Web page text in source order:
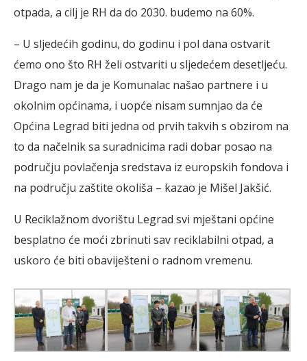
otpada, a cilj je RH da do 2030. budemo na 60%.
– U sljedećih godinu, do godinu i pol dana ostvarit
ćemo ono što RH želi ostvariti u sljedećem desetljeću.
Drago nam je da je Komunalac našao partnere i u
okolnim općinama, i uopće nisam sumnjao da će
Općina Legrad biti jedna od prvih takvih s obzirom na
to da načelnik sa suradnicima radi dobar posao na
području povlačenja sredstava iz europskih fondova i
na području zaštite okoliša – kazao je Mišel Jakšić.
U Reciklažnom dvorištu Legrad svi mještani općine
besplatno će moći zbrinuti sav reciklabilni otpad, a
uskoro će biti obaviješteni o radnom vremenu.